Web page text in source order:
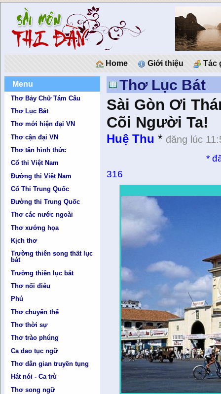
Home Giới thiệu Tác
Menu
Thơ Bảy Chữ Tám Câu
Thơ Lục Bát
Thơ mới hiện đại VN
Thơ cận đại VN
Thơ tân hình thức
Cổ thi Việt Nam
Đường thi Việt Nam
Cổ Thi Trung Quốc
Đường thi Trung Quốc
Thơ các nước ngoài
Thơ xướng họa
Kịch thơ
Trường thiên song thất lục
bát
Trường thiên lục bát
Thơ nối điêu
Phú
Thơ chuyển thể
Thơ thời sự
Thơ trào phúng
Ca dao tục ngữ
Thơ dân gian truyền tụng
Hát nói - Ca trù
Thơ song ngữ
Thơ Lục Bát
Sài Gòn Ơi
Cõi Người Ta!
Huệ Thu * đăng lúc
*
316